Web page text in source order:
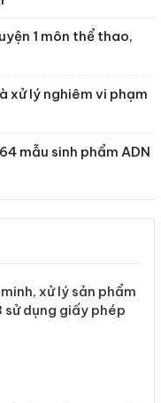
1 môn thể thao,
xử lý nghiêm vi phạm
mẫu sinh phẩm ADN
xử lý sản phẩm
sử dụng giấy phép